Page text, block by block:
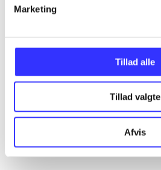
Marketing
Tillad alle
Tillad valgte
Afvis